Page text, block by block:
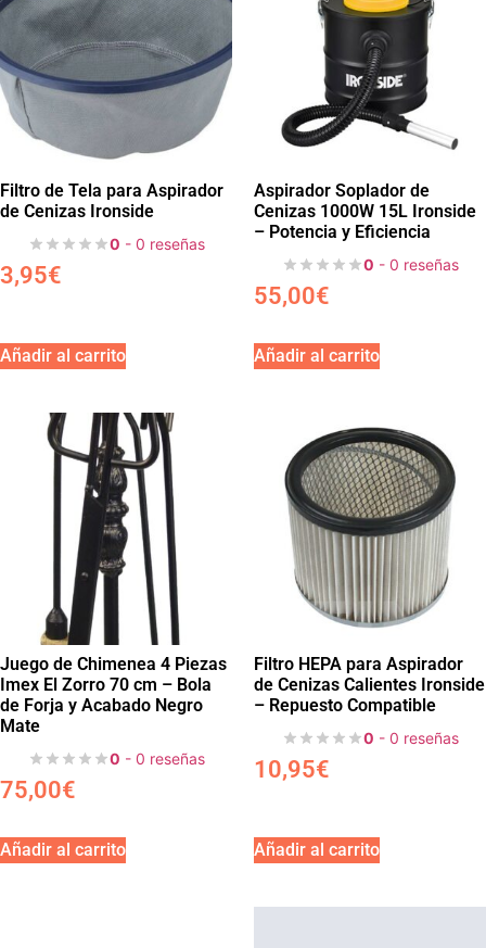
Filtro de Tela para Aspirador
de Cenizas Ironside
0 - 0 reseñas
3,95€
Añadir al carrito
Aspirador Soplador de
Cenizas 1000W 15L Ironside
– Potencia y Eficiencia
0 - 0 reseñas
55,00€
Añadir al carrito
Juego de Chimenea 4 Piezas
Imex El Zorro 70 cm – Bola
de Forja y Acabado Negro
Mate
0 - 0 reseñas
75,00€
Añadir al carrito
Filtro HEPA para Aspirador
de Cenizas Calientes Ironside
– Repuesto Compatible
0 - 0 reseñas
10,95€
Añadir al carrito